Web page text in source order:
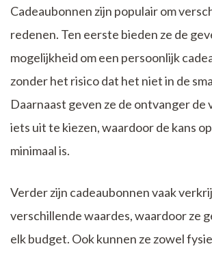
Cadeaubonnen zijn populair om
redenen. Ten eerste bieden ze de
mogelijkheid om een persoonlijk
zonder het risico dat het niet in de
Daarnaast geven ze de ontvanger de
iets uit te kiezen, waardoor de kans
minimaal is.
Verder zijn cadeaubonnen vaak
verschillende waardes, waardoor ze
elk budget. Ook kunnen ze zowel